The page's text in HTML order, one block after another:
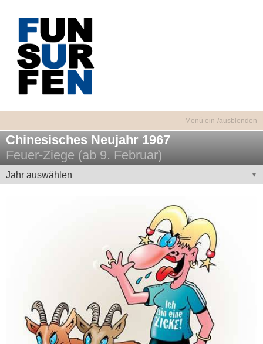
Chinesisches Neujahr 1967
Feuer-Ziege (ab 9. Februar)
Jahr auswählen